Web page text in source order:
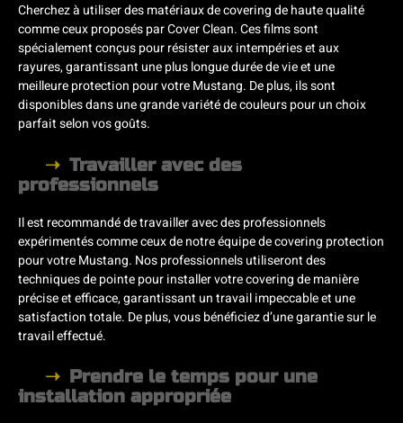
Cherchez à utiliser des matériaux de covering de haute qualité
comme ceux proposés par Cover Clean. Ces films sont
spécialement conçus pour résister aux intempéries et aux
rayures, garantissant une plus longue durée de vie et une
meilleure protection pour votre Mustang. De plus, ils sont
disponibles dans une grande variété de couleurs pour un choix
parfait selon vos goûts.
Travailler avec des
professionnels
Il est recommandé de travailler avec des professionnels
expérimentés comme ceux de notre équipe de covering protection
pour votre Mustang. Nos professionnels utiliseront des
techniques de pointe pour installer votre covering de manière
précise et efficace, garantissant un travail impeccable et une
satisfaction totale. De plus, vous bénéficiez d’une garantie sur le
travail effectué.
Prendre le temps pour une
installation appropriée